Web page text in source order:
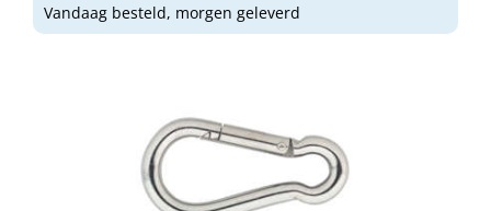
Vandaag besteld, morgen geleverd